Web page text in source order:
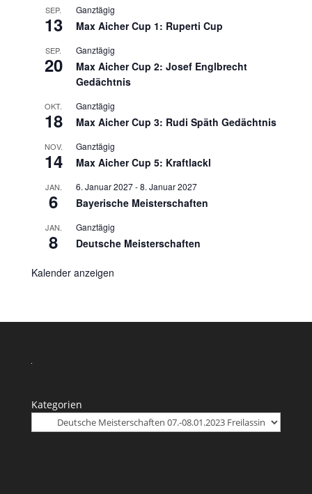
SEP.
13
Ganztägig
Max Aicher Cup 1: Ruperti Cup
SEP.
20
Ganztägig
Max Aicher Cup 2: Josef Englbrecht
Gedächtnis
OKT.
18
Ganztägig
Max Aicher Cup 3: Rudi Späth Gedächtnis
NOV.
14
Ganztägig
Max Aicher Cup 5: Kraftlackl
JAN.
6
6. Januar 2027-8. Januar 2027
Bayerische Meisterschaften
JAN.
8
Ganztägig
Deutsche Meisterschaften
Kalender anzeigen
Kategorien